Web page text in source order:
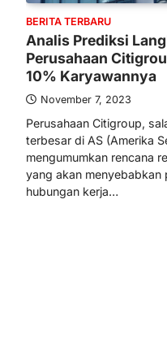
BERITA TERBARU
Analis Prediksi
Perusahaan
10% Karyawannya
November 7, 2023
Perusahaan Citigroup,
terbesar di AS (Amerika
mengumumkan rencana
yang akan menyebabkan
hubungan kerja…